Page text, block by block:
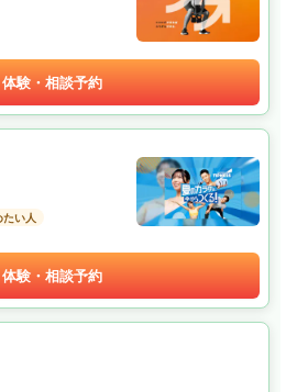
体験・相談予約
たい人
体験・相談予約